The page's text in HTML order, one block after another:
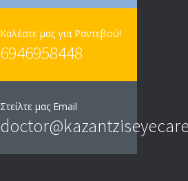
Καλέστε μας για Ραντεβού!
6946958448
Στείλτε μας Email